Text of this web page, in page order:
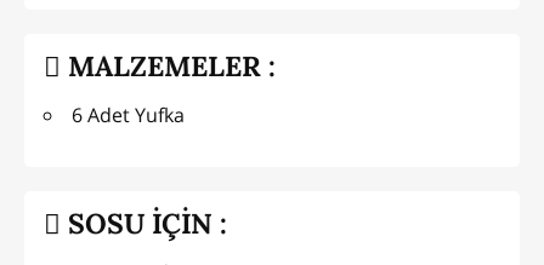
MALZEMELER :
6 Adet Yufka
SOSU İÇİN :